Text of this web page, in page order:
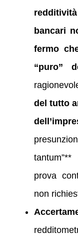
bancari
fermo
“puro”
del tutto
prova
non